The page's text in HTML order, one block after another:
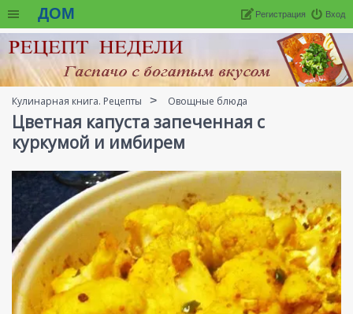
ДОМ Вход
Регистрация
Кулинарная книга. Рецепты Овощные блюда
Цветная капуста запеченная с
куркумой и имбирем